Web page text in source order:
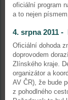
oficiální program
a to nejen
4. srpna 2011
Oficiální dohoda
doprovodem
Zlínského kraje.
organizátor a
AV ČR), že bude
z pohodlného